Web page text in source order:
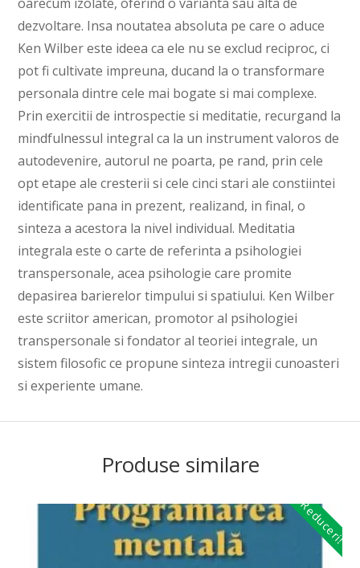
dezvoltare. Insa noutatea absoluta pe care o aduce
Ken Wilber este ideea ca ele nu se exclud reciproc, ci
pot fi cultivate impreuna, ducand la o transformare
personala dintre cele mai bogate si mai complexe.
Prin exercitii de introspectie si meditatie, recurgand la
mindfulnessul integral ca la un instrument valoros de
autodevenire, autorul ne poarta, pe rand, prin cele
opt etape ale cresterii si cele cinci stari ale constiintei
identificate pana in prezent, realizand, in final, o
sinteza a acestora la nivel individual. Meditatia
integrala este o carte de referinta a psihologiei
transpersonale, acea psihologie care promite
depasirea barierelor timpului si spatiului. Ken Wilber
este scriitor american, promotor al psihologiei
transpersonale si fondator al teoriei integrale, un
sistem filosofic ce propune sinteza intregii cunoasteri
si experiente umane.
Produse similare
Reduceri!